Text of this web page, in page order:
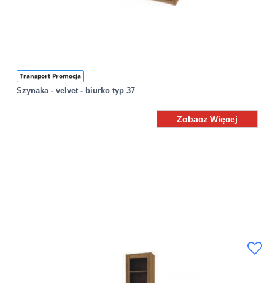
Transport Promocja
Szynaka - velvet - biurko typ 37
Zobacz Więcej